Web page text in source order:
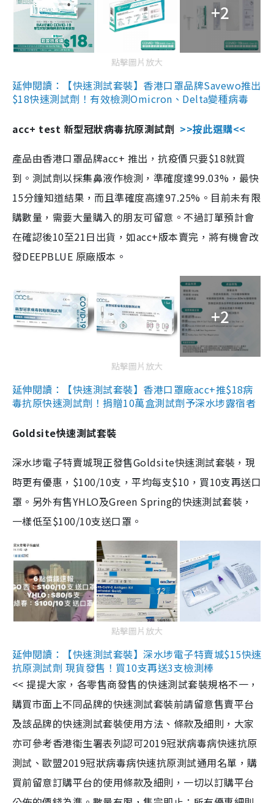
+2
點擊圖片放大
延伸閱讀：【快速測試套裝】香港口罩品牌Savewo推出
$18快速測試劑！有效檢測Omicron、Delta變種病毒
acc+ test 新型冠狀病毒抗原測試劑 >>按此選購<<
產品由香港口罩品牌acc+ 推出，抗疫價只要$18就買
到。測試劑以採集鼻液作檢測，準確度達99.03%，最快
15分鐘知道結果，而且準確度高達97.25%。目前未有限
購數量，需要大量購入的朋友可留意。不過訂單預計會
在確認後10至21日出貨，如acc+版本賣完，將有機會改
發DEEPBLUE 原廠版本。
+2
點擊圖片放大
延伸閱讀：【快速測試套裝】香港口罩廠acc+推$18病
毒抗原快速測試劑！捐贈10萬盒測試劑予深水埗露宿者
Goldsite快速測試套裝
深水埗電子特賣城現正發售Goldsite快速測試套裝，現
時更有優惠，$100/10支，平均每支$10，買10支再送口
罩。另外有售YHLO及Green Spring的快速測試套裝，
一樣低至$100/10支送口罩。
點擊圖片放大
延伸閱讀：【快速測試套裝】深水埗電子特賣城$15快速
抗原測試劑 現貨發售！買10支再送3支檢測棒
<< 提提大家，各零售商發售的快速測試套裝規格不一，
購買市面上不同品牌的快速測試套裝前請留意售賣平台
及該品牌的快速測試套裝使用方法、條款及細則，大家
亦可參考香港衞生署表列認可2019冠狀病毒病快速抗原
測試、歐盟2019冠狀病毒病快速抗原測試通用名單，購
買前留意訂購平台的使用條款及細則，一切以訂購平台